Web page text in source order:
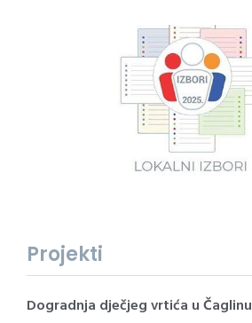
Projekti
Dogradnja dječjeg vrtića u Čaglinu